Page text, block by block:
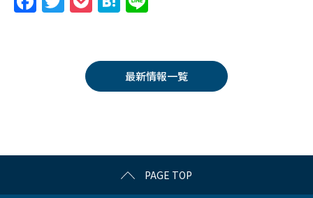
k
erk
et
n
a
最新情報一覧
PAGE TOP